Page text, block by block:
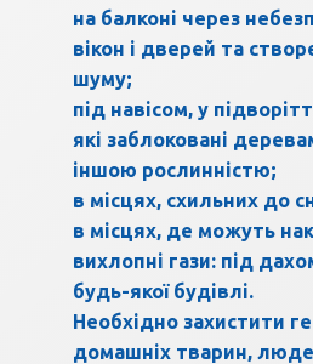
на балконі через
вікон і дверей та
шуму;
під навісом, у
які заблоковані
іншою рослинністю;
в місцях, схильних до
в місцях, де можуть
вихлопні гази: під
будь-якої будівлі.
Необхідно захистити
домашніх тварин,